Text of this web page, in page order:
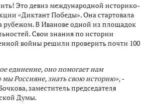
Это девиз международной историко-
«Диктант Победы». Она стартовала
рубежом. В Иванове одной из площадок
Свои знания по истории
войны решили проверить почти 100
единение, оно помогает нам
мы Россияне, знать свою историю», -
заместитель председателя
Думы.